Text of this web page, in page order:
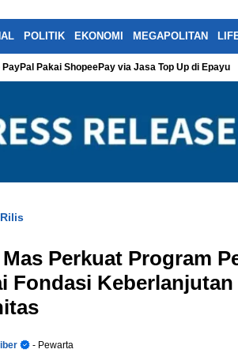
POLITIK EKONOMI MEGAPOLITAN
Pakai ShopeePay via Jasa Top Up di Epayu
Perkuat Program
Fondasi
- Pewarta